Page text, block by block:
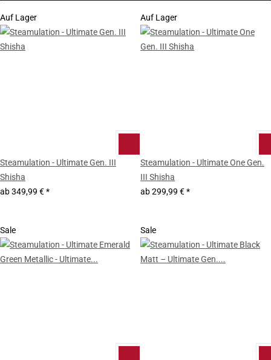
Auf Lager
Steamulation - Ultimate Gen. III
Shisha
ab349,99 €*
Auf Lager
Steamulation - Ultimate One Gen.
III Shisha
ab299,99 €*
Sale Sale